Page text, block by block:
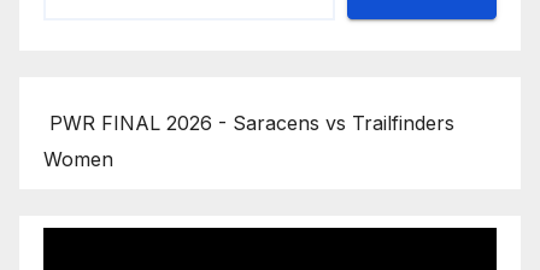
PWR FINAL 2026 - Saracens vs Trailfinders
Women